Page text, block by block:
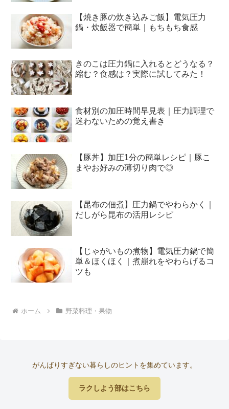
【焼き豚の炊き込みご飯】電気圧力
鍋・炊飯器で簡単｜もちもち食感
きのこは圧力鍋に入れるとどうなる？
縮む？食感は？実際に試してみた！
食材別の加圧時間早見表｜圧力調理で
迷わないための覚え書き
【豚丼】加圧1分の簡単レシピ｜豚こ
まやお好みの薄切り肉で◎
【昆布の佃煮】圧力鍋でやわらかく｜
だしがら昆布の活用レシピ
【じゃがいもの煮物】電気圧力鍋で簡
単＆ほくほく｜煮崩れをやわらげるコ
ツも
ホーム 野菜料理・果物
がんばりすぎない暮らしのヒントを集めています。
ラクしよう部はこちら